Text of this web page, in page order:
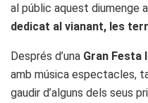
al públic aquest diumenge
dedicat al vianant, les
Després d’una Gran Festa
amb música espectacles,
gaudir d’alguns dels seus